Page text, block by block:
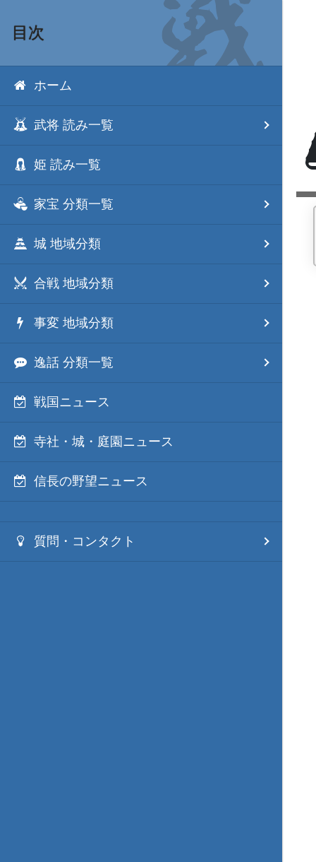
目次
ホーム
武将 読み一覧
姫 読み一覧
家宝 分類一覧
城 地域分類
合戦 地域分類
事変 地域分類
逸話 分類一覧
戦国ニュース
寺社・城・庭園ニュース
信長の野望ニュース
質問・コンタクト